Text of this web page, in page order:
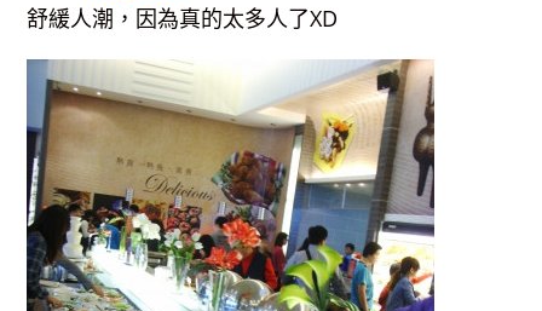
舒緩人潮，因為真的太多人了XD